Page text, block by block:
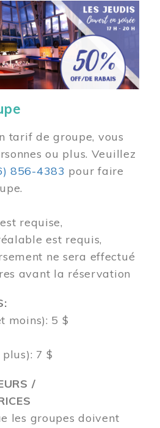
tarif de groupe, vous
ou plus. Veuillez
856-4383 pour faire
requise,
est requis,
ne sera effectué
avant la réservation
moins): 5 $
7 $
/
les groupes doivent